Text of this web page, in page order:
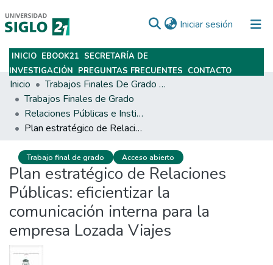
Iniciar sesión (current)
Subir
INICIO EBOOK21 SECRETARÍA DE
INVESTIGACIÓN PREGUNTAS FRECUENTES CONTACTO
Inicio
Trabajos Finales De Grado Y Posgrado
Trabajos Finales de Grado
Relaciones Públicas e Institucionales
Plan estratégico de Relaciones Públicas: eficientizar la comunicación interna para la empresa Lozada Viajes
Trabajo final de grado Acceso abierto
Plan estratégico de Relaciones
Públicas: eficientizar la
comunicación interna para la
empresa Lozada Viajes